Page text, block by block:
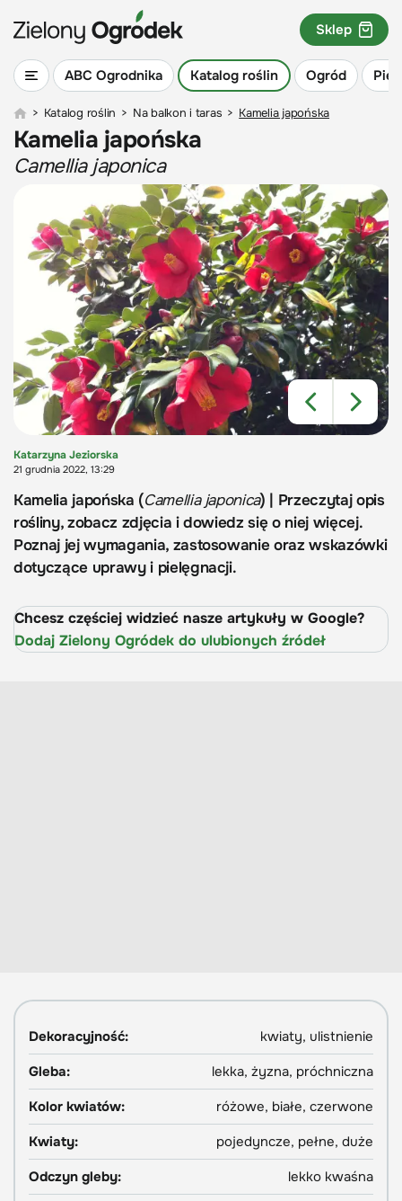
ABC Ogrodnika Katalog roślin Ogród
Sklep
> Katalog roślin > Na balkon i taras > Kamelia japońska
Kamelia japońska
Camellia japonica
Katarzyna Jeziorska
21 grudnia 2022, 13:29
Kamelia japońska (Camellia japonica) | Przeczytaj opis
rośliny, zobacz zdjęcia i dowiedz się o niej więcej.
Poznaj jej wymagania, zastosowanie oraz wskazówki
dotyczące uprawy i pielęgnacji.
Chcesz częściej widzieć nasze artykuły w Google?
Dodaj Zielony Ogródek do ulubionych źródeł
Dekoracyjność:
kwiaty, ulistnienie
Gleba:
lekka, żyzna, próchniczna
Kolor kwiatów:
różowe, białe, czerwone
Kwiaty:
pojedyncze, pełne, duże
Odczyn gleby:
lekko kwaśna